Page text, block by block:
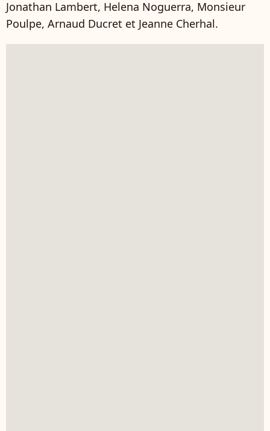
Jonathan Lambert, Helena Noguerra, Monsieur
Poulpe, Arnaud Ducret et Jeanne Cherhal.